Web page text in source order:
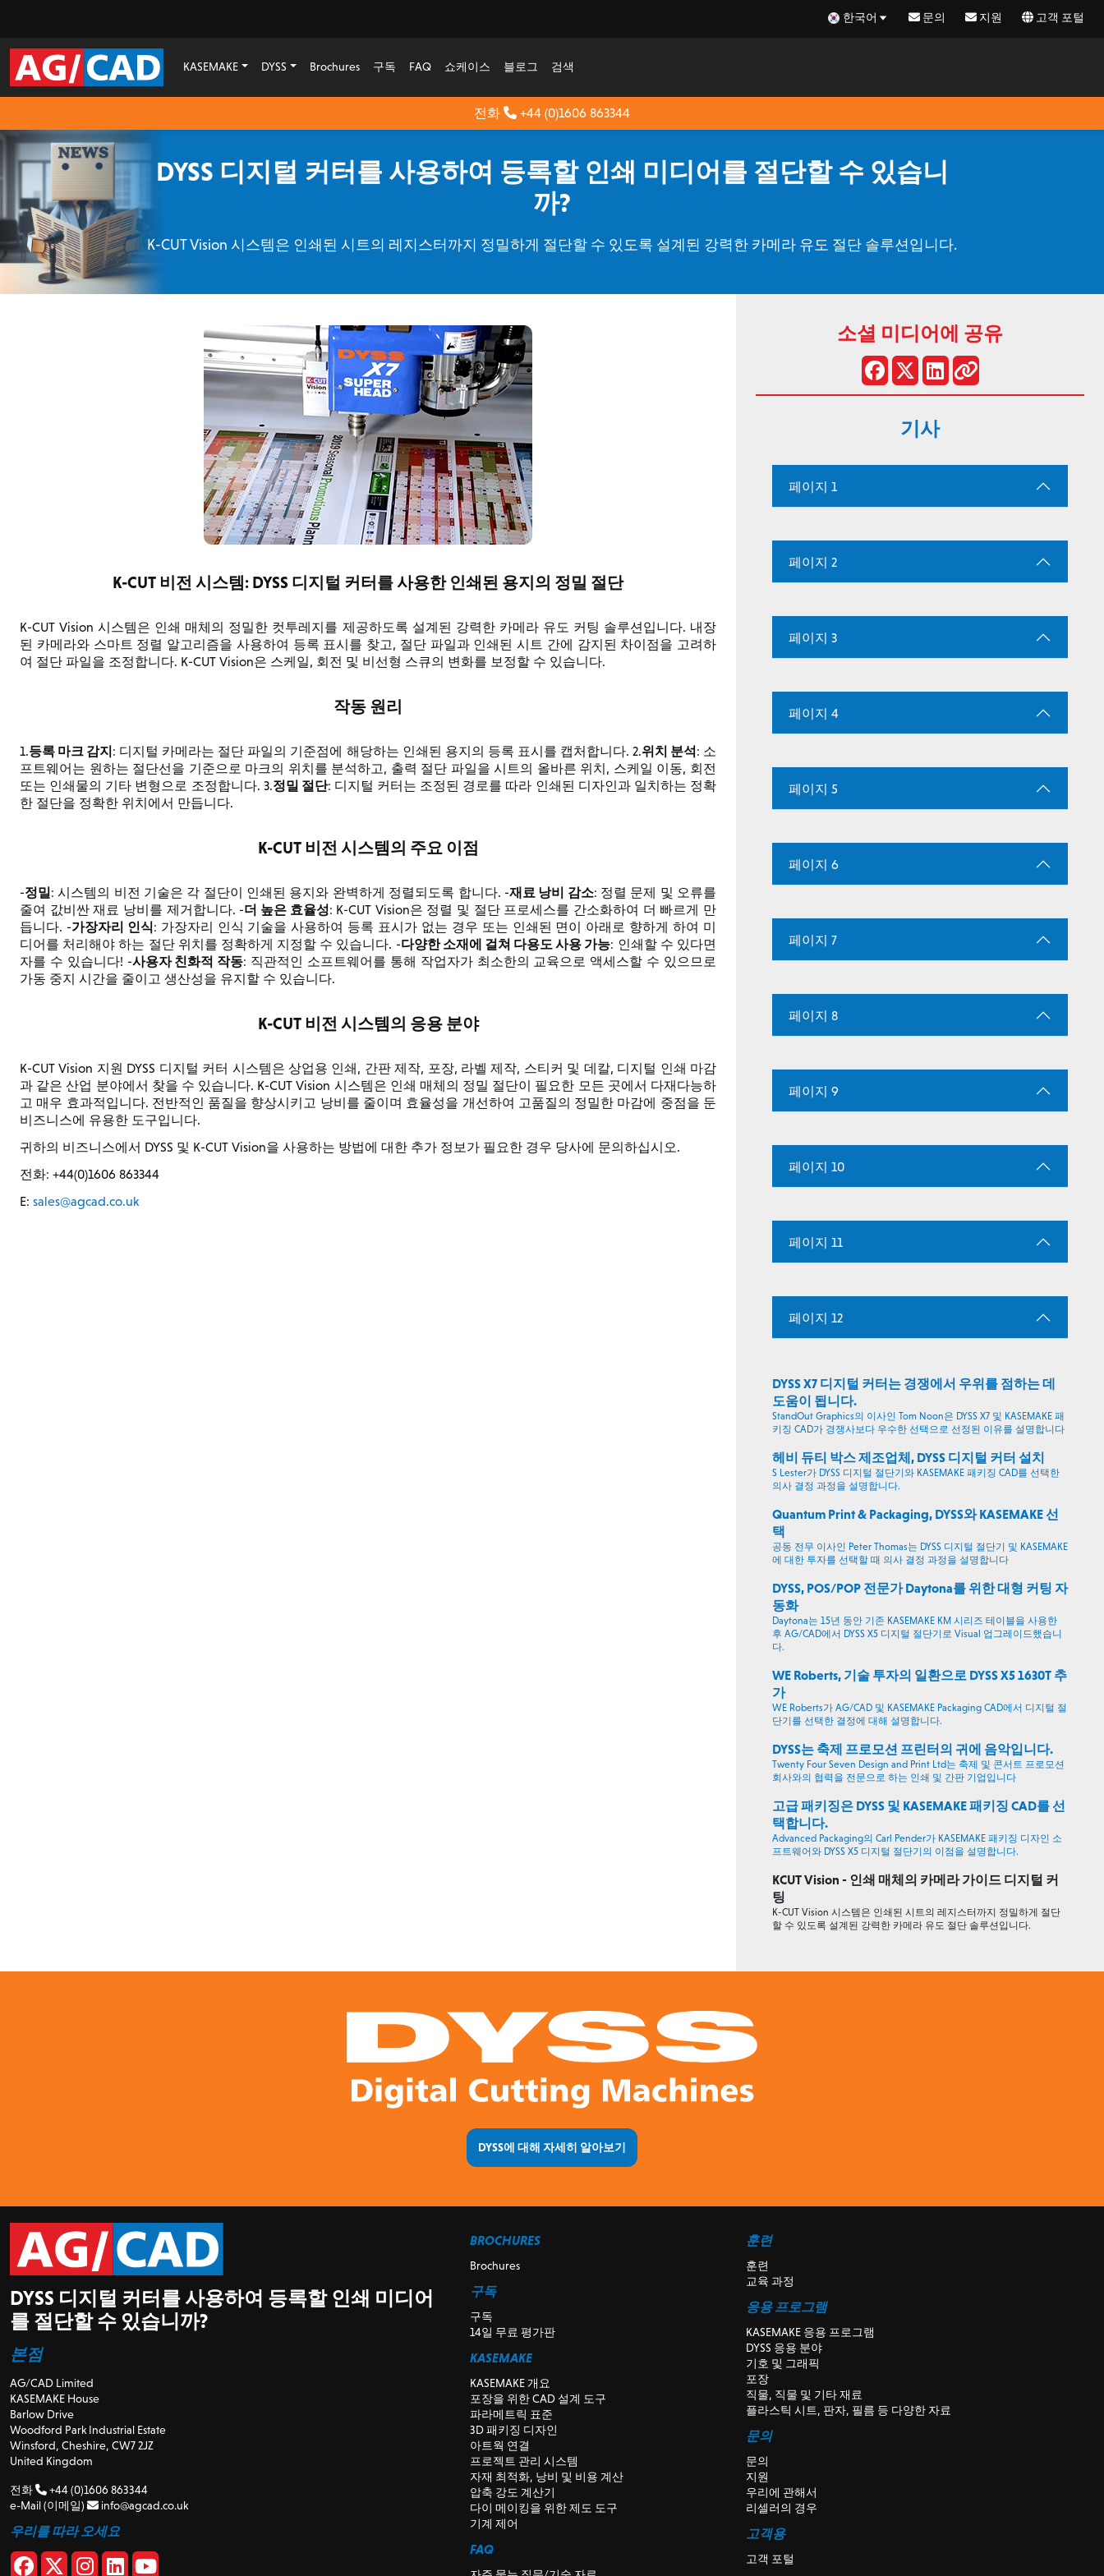
한국어 문의 지원 고객 포털
KASEMAKE DYSS Brochures 구독 FAQ 쇼케이스 블로그 검색
전화 +44 (0)1606 863344
DYSS 디지털 커터를 사용하여 등록할 인쇄 미디어를 절단할 수 있습니
까?
K-CUT Vision 시스템은 인쇄된 시트의 레지스터까지 정밀하게 절단할 수 있도록 설계된 강력한 카메라 유도 절단 솔루션입니다.
K-CUT 비전 시스템: DYSS 디지털 커터를 사용한 인쇄된 용지의 정밀 절단
K-CUT Vision 시스템은 인쇄 매체의 정밀한 컷투레지를 제공하도록 설계된 강력한 카메라 유도 커팅 솔루션입니다. 내장
된 카메라와 스마트 정렬 알고리즘을 사용하여 등록 표시를 찾고, 절단 파일과 인쇄된 시트 간에 감지된 차이점을 고려하
여 절단 파일을 조정합니다. K-CUT Vision은 스케일, 회전 및 비선형 스큐의 변화를 보정할 수 있습니다.
작동 원리
1.등록 마크 감지: 디지털 카메라는 절단 파일의 기준점에 해당하는 인쇄된 용지의 등록 표시를 캡처합니다. 2.위치 분석: 소
프트웨어는 원하는 절단선을 기준으로 마크의 위치를 분석하고, 출력 절단 파일을 시트의 올바른 위치, 스케일 이동, 회전
또는 인쇄물의 기타 변형으로 조정합니다. 3.정밀 절단: 디지털 커터는 조정된 경로를 따라 인쇄된 디자인과 일치하는 정확
한 절단을 정확한 위치에서 만듭니다.
K-CUT 비전 시스템의 주요 이점
-정밀: 시스템의 비전 기술은 각 절단이 인쇄된 용지와 완벽하게 정렬되도록 합니다. -재료 낭비 감소: 정렬 문제 및 오류를
줄여 값비싼 재료 낭비를 제거합니다. -더 높은 효율성: K-CUT Vision은 정렬 및 절단 프로세스를 간소화하여 더 빠르게 만
듭니다. -가장자리 인식: 가장자리 인식 기술을 사용하여 등록 표시가 없는 경우 또는 인쇄된 면이 아래로 향하게 하여 미
디어를 처리해야 하는 절단 위치를 정확하게 지정할 수 있습니다. -다양한 소재에 걸쳐 다용도 사용 가능: 인쇄할 수 있다면
자를 수 있습니다! -사용자 친화적 작동: 직관적인 소프트웨어를 통해 작업자가 최소한의 교육으로 액세스할 수 있으므로
가동 중지 시간을 줄이고 생산성을 유지할 수 있습니다.
K-CUT 비전 시스템의 응용 분야
K-CUT Vision 지원 DYSS 디지털 커터 시스템은 상업용 인쇄, 간판 제작, 포장, 라벨 제작, 스티커 및 데칼, 디지털 인쇄 마감
과 같은 산업 분야에서 찾을 수 있습니다. K-CUT Vision 시스템은 인쇄 매체의 정밀 절단이 필요한 모든 곳에서 다재다능하
고 매우 효과적입니다. 전반적인 품질을 향상시키고 낭비를 줄이며 효율성을 개선하여 고품질의 정밀한 마감에 중점을 둔
비즈니스에 유용한 도구입니다.
귀하의 비즈니스에서 DYSS 및 K-CUT Vision을 사용하는 방법에 대한 추가 정보가 필요한 경우 당사에 문의하십시오.
전화: +44(0)1606 863344
E: sales@agcad.co.uk
소셜 미디어에 공유
기사
페이지 1
페이지 2
페이지 3
페이지 4
페이지 5
페이지 6
페이지 7
페이지 8
페이지 9
페이지 10
페이지 11
페이지 12
DYSS X7 디지털 커터는 경쟁에서 우위를 점하는 데
도움이 됩니다.
StandOut Graphics의 이사인 Tom Noon은 DYSS X7 및 KASEMAKE 패
키징 CAD가 경쟁사보다 우수한 선택으로 선정된 이유를 설명합니다
헤비 듀티 박스 제조업체, DYSS 디지털 커터 설치
S Lester가 DYSS 디지털 절단기와 KASEMAKE 패키징 CAD를 선택한
의사 결정 과정을 설명합니다.
Quantum Print & Packaging, DYSS와 KASEMAKE 선
택
공동 전무 이사인 Peter Thomas는 DYSS 디지털 절단기 및 KASEMAKE
에 대한 투자를 선택할 때 의사 결정 과정을 설명합니다
DYSS, POS/POP 전문가 Daytona를 위한 대형 커팅 자
동화
Daytona는 15년 동안 기존 KASEMAKE KM 시리즈 테이블을 사용한
후 AG/CAD에서 DYSS X5 디지털 절단기로 Visual 업그레이드했습니
다.
WE Roberts, 기술 투자의 일환으로 DYSS X5 1630T 추
가
WE Roberts가 AG/CAD 및 KASEMAKE Packaging CAD에서 디지털 절
단기를 선택한 결정에 대해 설명합니다.
DYSS는 축제 프로모션 프린터의 귀에 음악입니다.
Twenty Four Seven Design and Print Ltd는 축제 및 콘서트 프로모션
회사와의 협력을 전문으로 하는 인쇄 및 간판 기업입니다
고급 패키징은 DYSS 및 KASEMAKE 패키징 CAD를 선
택합니다.
Advanced Packaging의 Carl Pender가 KASEMAKE 패키징 디자인 소
프트웨어와 DYSS X5 디지털 절단기의 이점을 설명합니다.
KCUT Vision - 인쇄 매체의 카메라 가이드 디지털 커
팅
K-CUT Vision 시스템은 인쇄된 시트의 레지스터까지 정밀하게 절단
할 수 있도록 설계된 강력한 카메라 유도 절단 솔루션입니다.
DYSS에 대해 자세히 알아보기
DYSS 디지털 커터를 사용하여 등록할 인쇄 미디어
를 절단할 수 있습니까?
본점
AG/CAD Limited
KASEMAKE House
Barlow Drive
Woodford Park Industrial Estate
Winsford, Cheshire, CW7 2JZ
United Kingdom
전화
+44 (0)1606 863344
e-Mail (이메일)
info@agcad.co.uk
우리를 따라 오세요
BROCHURES
Brochures
구독
구독
14일 무료 평가판
KASEMAKE
KASEMAKE 개요
포장을 위한 CAD 설계 도구
파라메트릭 표준
3D 패키징 디자인
아트웍 연결
프로젝트 관리 시스템
자재 최적화, 낭비 및 비용 계산
압축 강도 계산기
다이 메이킹을 위한 제도 도구
기계 제어
FAQ
훈련
훈련
교육 과정
응용 프로그램
KASEMAKE 응용 프로그램
DYSS 응용 분야
기호 및 그래픽
포장
직물, 직물 및 기타 재료
플라스틱 시트, 판자, 필름 등 다양한 자료
문의
문의
지원
우리에 관해서
리셀러의 경우
고객용
고객 포털